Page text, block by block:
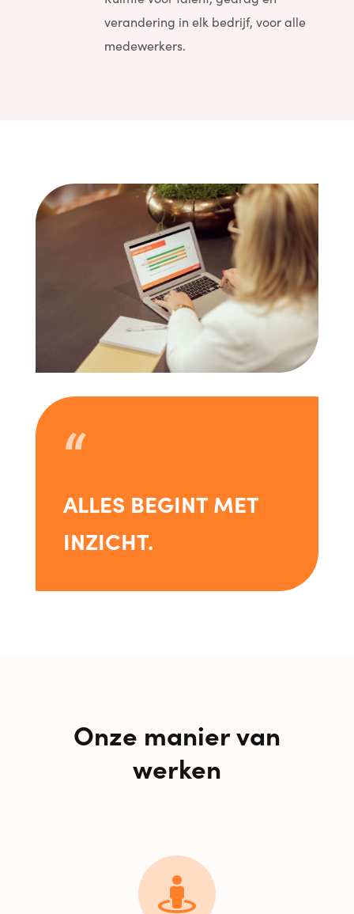
verandering in elk bedrijf, voor alle
medewerkers.
“
ALLES BEGINT MET
INZICHT.
Onze manier van
werken
